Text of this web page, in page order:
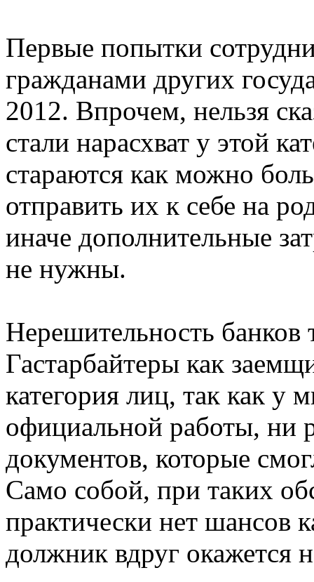
Первые попытки
гражданами других
2012. Впрочем, нельзя
стали нарасхват у этой
стараются как можно
отправить их к себе на
иначе дополнительные
не нужны.
Нерешительность банков
Гастарбайтеры как
категория лиц, так как у
официальной работы, ни
документов, которые
Само собой, при таких
практически нет шансов
должник вдруг окажется